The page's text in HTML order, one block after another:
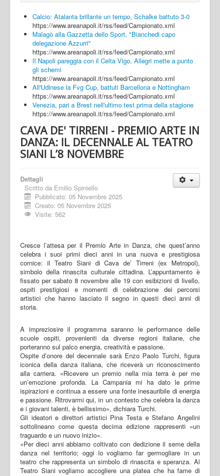
Calcio: Atalanta brillante un tempo, Schalke battuto 3-0
https://www.areanapoli.it/rss/feed/Campionato.xml
Malagò alla Gazzetta dello Sport, "Bianchedi capo
delegazione Azzurri"
https://www.areanapoli.it/rss/feed/Campionato.xml
Il Napoli pareggia con il Celta Vigo, Allegri mette a punto
gli schemi
https://www.areanapoli.it/rss/feed/Campionato.xml
All'Udinese la Fvg Cup, battuti Barcellona e Nottingham
https://www.areanapoli.it/rss/feed/Campionato.xml
Venezia, pari a Brest nell'ultimo test prima della stagione
https://www.areanapoli.it/rss/feed/Campionato.xml
CAVA DE' TIRRENI - PREMIO ARTE IN
DANZA: IL DECENNALE AL TEATRO
SIANI L’8 NOVEMBRE
Dettagli
Scritto da Emilio Spiniello
Pubblicato: 05 Novembre 2025
Creato: 05 Novembre 2025
Visite: 562
Cresce l’attesa per il Premio Arte in Danza, che quest’anno
celebra i suoi primi dieci anni in una nuova e prestigiosa
cornice: il Teatro Siani di Cava de’ Tirreni (ex Metropol),
simbolo della rinascita culturale cittadina. L’appuntamento è
fissato per sabato 8 novembre alle 19 con esibizioni di livello,
ospiti prestigiosi e momenti di celebrazione dei percorsi
artistici che hanno lasciato il segno in questi dieci anni di
storia.
A impreziosire il programma saranno le performance delle
scuole ospiti, provenienti da diverse regioni italiane, che
porteranno sul palco energia, creatività e passione.
Ospite d’onore del decennale sarà Enzo Paolo Turchi, figura
iconica della danza italiana, che riceverà un riconoscimento
alla carriera. «Ricevere un premio nella mia terra è per me
un’emozione profonda. La Campania mi ha dato le prime
ispirazioni e continua a essere una fonte inesauribile di energia
e passione. Ritrovarmi qui, in un contesto che celebra la danza
e i giovani talenti, è bellissimo», dichiara Turchi.
Gli ideatori e direttori artistici Pina Testa e Stefano Angelini
sottolineano come questa decima edizione rappresenti «un
traguardo e un nuovo inizio».
«Per dieci anni abbiamo coltivato con dedizione il seme della
danza nel territorio; oggi lo vogliamo far germogliare in un
teatro che rappresenta un simbolo di rinascita e speranza. Al
Teatro Siani vogliamo accogliere una platea che ha fame di